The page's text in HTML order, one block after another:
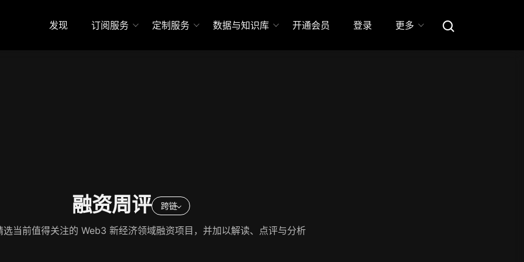
发现 订阅服务 定制服务 数据与知识库 开通会员 登录 更多
融资周评 跨链
选当前值得关注的 Web3 新经济领域融资项目，并加以解读、点评与分析